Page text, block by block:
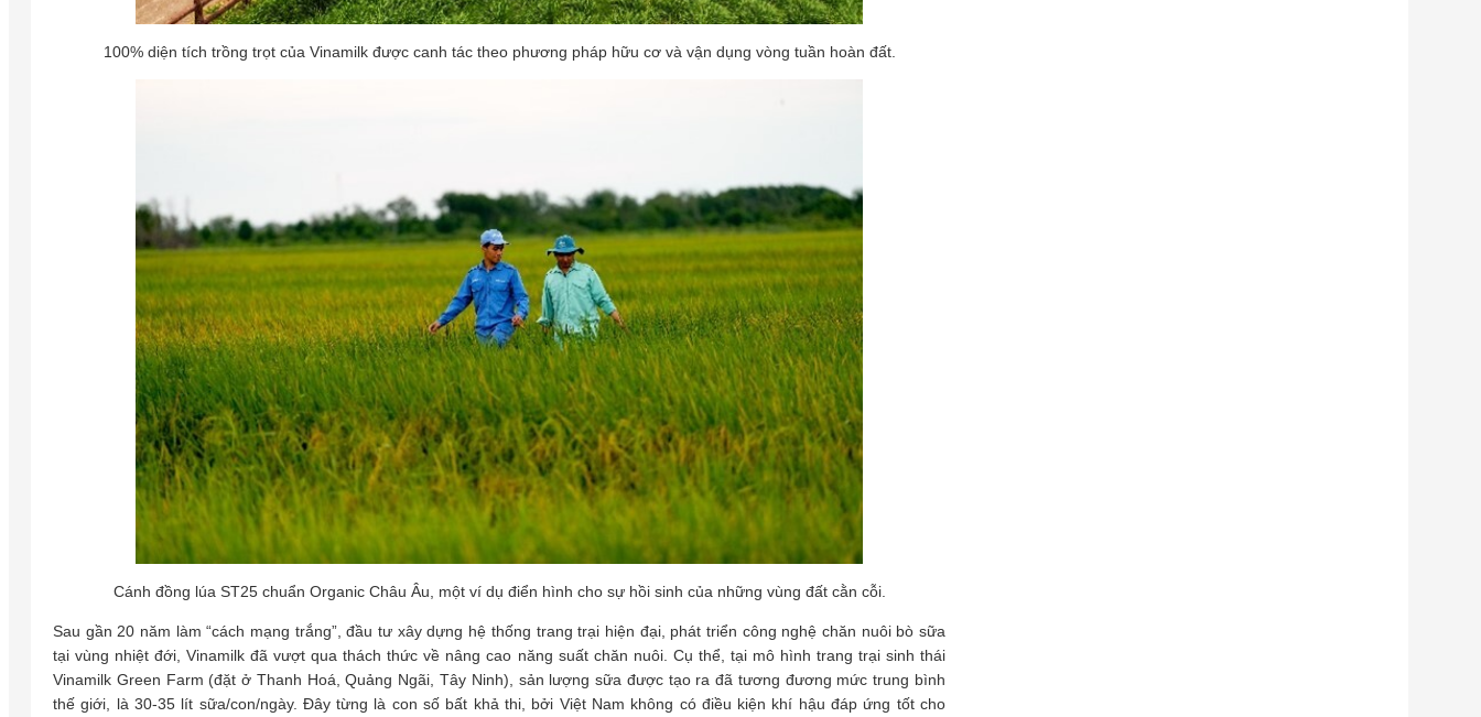
100% diện tích trồng trọt của Vinamilk được canh tác theo phương pháp hữu cơ và vận dụng vòng tuần hoàn đất.
Cánh đồng lúa ST25 chuẩn Organic Châu Âu, một ví dụ điển hình cho sự hồi sinh của những vùng đất cằn cỗi.
Sau gần 20 năm làm “cách mạng trắng”, đầu tư xây dựng hệ thống trang trại hiện đại, phát triển công nghệ chăn nuôi bò sữa
tại vùng nhiệt đới, Vinamilk đã vượt qua thách thức về nâng cao năng suất chăn nuôi. Cụ thể, tại mô hình trang trại sinh thái
Vinamilk Green Farm (đặt ở Thanh Hoá, Quảng Ngãi, Tây Ninh), sản lượng sữa được tạo ra đã tương đương mức trung bình
thế giới, là 30-35 lít sữa/con/ngày. Đây từng là con số bất khả thi, bởi Việt Nam không có điều kiện khí hậu đáp ứng tốt cho